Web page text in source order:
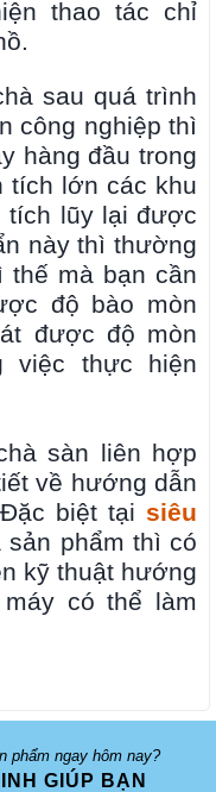
thao tác chỉ
sau quá trình
công nghiệp thì
hàng đầu trong
tích lớn các khu
tích lũy lại được
này thì thường
mà bạn cần
độ bào mòn
được độ mòn
việc thực hiện
sàn liên hợp
về hướng dẫn
biệt tại siêu
sản phẩm thì có
kỹ thuật hướng
có thể làm
phẩm ngay hôm nay?
GIÚP BẠN